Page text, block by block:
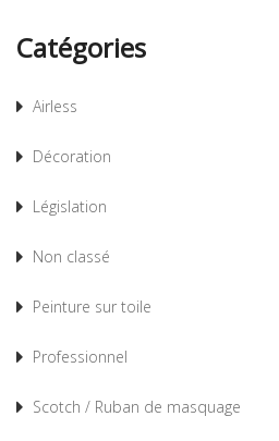
Catégories
Airless
Décoration
Législation
Non classé
Peinture sur toile
Professionnel
Scotch / Ruban de masquage